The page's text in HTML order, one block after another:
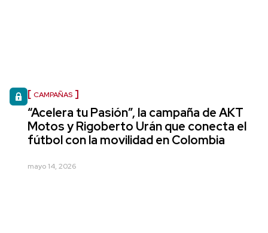
CAMPAÑAS
“Acelera tu Pasión”, la campaña de AKT
Motos y Rigoberto Urán que conecta el
fútbol con la movilidad en Colombia
mayo 14, 2026